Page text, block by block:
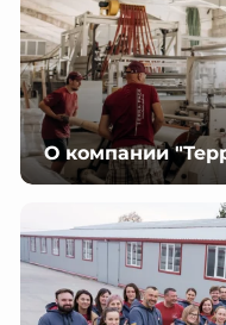
О компании